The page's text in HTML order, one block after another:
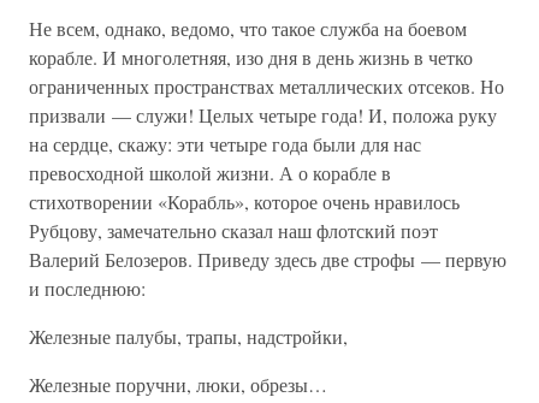
Не всем, однако, ведомо, что такое служба на боевом
корабле. И многолетняя, изо дня в день жизнь в четко
ограниченных пространствах металлических отсеков. Но
призвали — служи! Целых четыре года! И, положа руку
на сердце, скажу: эти четыре года были для нас
превосходной школой жизни. А о корабле в
стихотворении «Корабль», которое очень нравилось
Рубцову, замечательно сказал наш флотский поэт
Валерий Белозеров. Приведу здесь две строфы — первую
и последнюю:
Железные палубы, трапы, надстройки,
Железные поручни, люки, обрезы…